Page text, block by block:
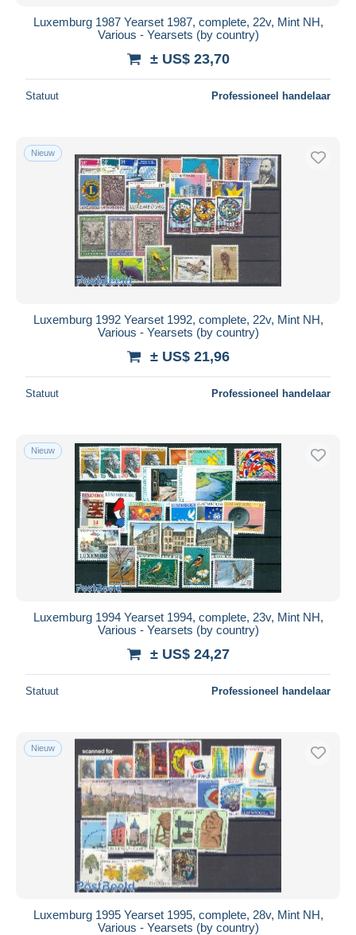
Luxemburg 1987 Yearset 1987, complete, 22v, Mint NH,
Various - Yearsets (by country)
± US$ 23,70
Statuut Professioneel handelaar
Nieuw
Luxemburg 1992 Yearset 1992, complete, 22v, Mint NH,
Various - Yearsets (by country)
± US$ 21,96
Statuut Professioneel handelaar
Nieuw
Luxemburg 1994 Yearset 1994, complete, 23v, Mint NH,
Various - Yearsets (by country)
± US$ 24,27
Statuut Professioneel handelaar
Nieuw
Luxemburg 1995 Yearset 1995, complete, 28v, Mint NH,
Various - Yearsets (by country)